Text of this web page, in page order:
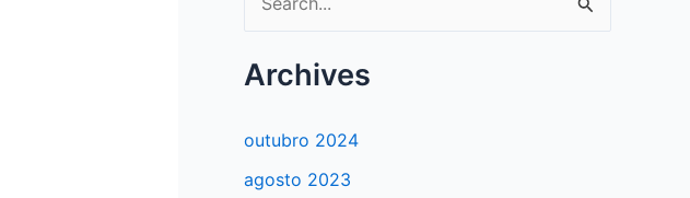
e
s
u
Archives
outubro 2024
agosto 2023